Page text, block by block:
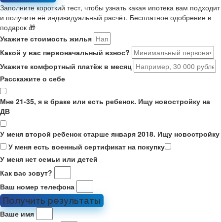
Заполните короткий тест, чтобы узнать какая ипотека вам подходит
и получите её индивидуальный расчёт. Бесплатное одобрение в
подарок 🎁
Укажите стоимость жилья
Какой у вас первоначальный взнос?
Укажите комфортный платёж в месяц
Расскажите о себе
Мне 21-35, я в браке или есть ребенок. Ищу новостройку на
ДВ
У меня второй ребенок старше января 2018. Ищу новостройку
У меня есть военный сертификат на покупку
У меня нет семьи или детей
Как вас зовут?
Ваш номер телефона
Получить результаты
Ваше имя